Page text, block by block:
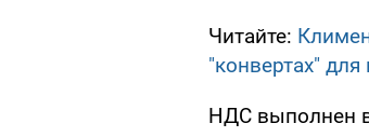
Читайте:
"конвертах"
НДС выполнен